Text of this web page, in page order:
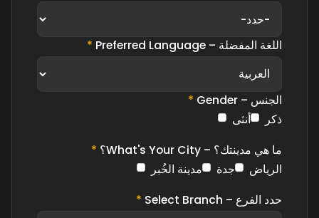
اللغة المفضلة – Preferred Language *
الجنس – Gender
*
ذكر
أنثى
ما هي مدينتك؟ – What's Your City؟
*
الرياض
جدة
مدينة الخُبر
حدد الفرع – Select Branch
*